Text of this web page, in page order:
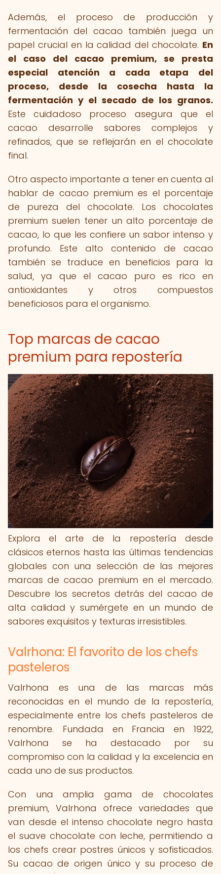
Además, el proceso de producción y
fermentación del cacao también juega un
papel crucial en la calidad del chocolate. En
el caso del cacao premium, se presta
especial atención a cada etapa del
proceso, desde la cosecha hasta la
fermentación y el secado de los granos.
Este cuidadoso proceso asegura que el
cacao desarrolle sabores complejos y
refinados, que se reflejarán en el chocolate
final.
Otro aspecto importante a tener en cuenta al
hablar de cacao premium es el porcentaje
de pureza del chocolate. Los chocolates
premium suelen tener un alto porcentaje de
cacao, lo que les confiere un sabor intenso y
profundo. Este alto contenido de cacao
también se traduce en beneficios para la
salud, ya que el cacao puro es rico en
antioxidantes y otros compuestos
beneficiosos para el organismo.
Top marcas de cacao
premium para repostería
Explora el arte de la repostería desde
clásicos eternos hasta las últimas tendencias
globales con una selección de las mejores
marcas de cacao premium en el mercado.
Descubre los secretos detrás del cacao de
alta calidad y sumérgete en un mundo de
sabores exquisitos y texturas irresistibles.
Valrhona: El favorito de los chefs
pasteleros
Valrhona es una de las marcas más
reconocidas en el mundo de la repostería,
especialmente entre los chefs pasteleros de
renombre. Fundada en Francia en 1922,
Valrhona se ha destacado por su
compromiso con la calidad y la excelencia en
cada uno de sus productos.
Con una amplia gama de chocolates
premium, Valrhona ofrece variedades que
van desde el intenso chocolate negro hasta
el suave chocolate con leche, permitiendo a
los chefs crear postres únicos y sofisticados.
Su cacao de origen único y su proceso de